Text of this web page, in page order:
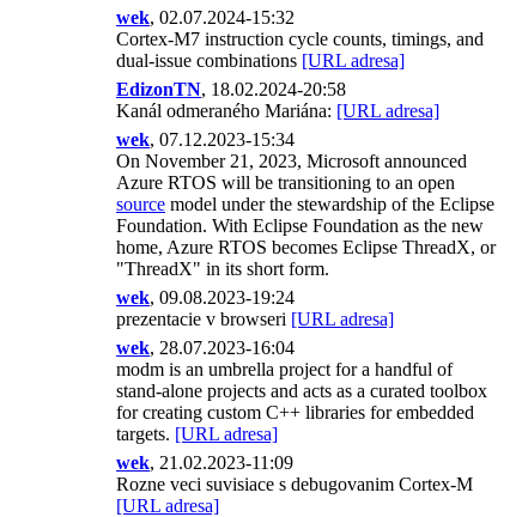
wek, 02.07.2024-15:32
Cortex-M7 instruction cycle counts, timings, and
dual-issue combinations [URL adresa]
EdizonTN, 18.02.2024-20:58
Kanál odmeraného Mariána: [URL adresa]
wek, 07.12.2023-15:34
On November 21, 2023, Microsoft announced
Azure RTOS will be transitioning to an open
source model under the stewardship of the Eclipse
Foundation. With Eclipse Foundation as the new
home, Azure RTOS becomes Eclipse ThreadX, or
"ThreadX" in its short form.
wek, 09.08.2023-19:24
prezentacie v browseri [URL adresa]
wek, 28.07.2023-16:04
modm is an umbrella project for a handful of
stand-alone projects and acts as a curated toolbox
for creating custom C++ libraries for embedded
targets. [URL adresa]
wek, 21.02.2023-11:09
Rozne veci suvisiace s debugovanim Cortex-M
[URL adresa]